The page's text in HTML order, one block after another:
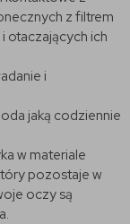
z filtrem
otaczających ich
i
jaką codziennie
w materiale
pozostaje w
oczy są